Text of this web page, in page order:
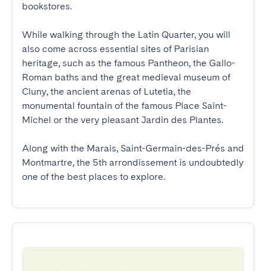
bookstores.
While walking through the Latin Quarter, you will
also come across essential sites of Parisian
heritage, such as the famous Pantheon, the Gallo-
Roman baths and the great medieval museum of
Cluny, the ancient arenas of Lutetia, the
monumental fountain of the famous Place Saint-
Michel or the very pleasant Jardin des Plantes.
Along with the Marais, Saint-Germain-des-Prés and
Montmartre, the 5th arrondissement is undoubtedly
one of the best places to explore.